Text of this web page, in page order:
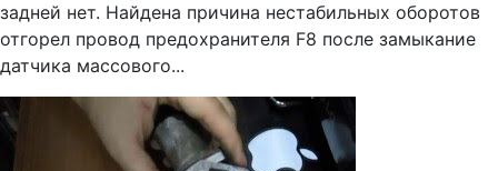
задней нет. Найдена причина нестабильных оборотов
отгорел провод предохранителя F8 после замыкание
датчика массового...